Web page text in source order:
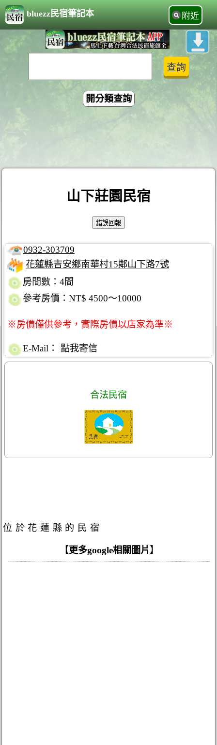
bluezz民宿筆記本 附近
開分類查詢
山下莊園民宿
0932-303709
花蓮縣吉安鄉南華村15鄰山下路7號
房間數：4間
參考房價：NT$ 4500～10000
※房價僅供參考，實際房價以店家為準※
E-Mail： 點我寄信
合法民宿
位於花蓮縣的民宿
【 更多google相關圖片 】